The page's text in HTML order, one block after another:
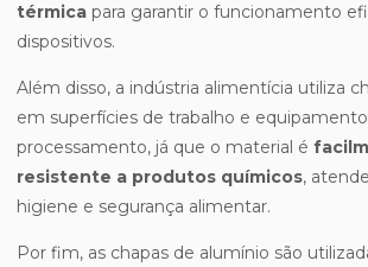
térmica para garantir o funcionamento
dispositivos.
Além disso, a indústria alimentícia utiliza
em superfícies de trabalho e
processamento, já que o material é
resistente a produtos químicos,
higiene e segurança alimentar.
Por fim, as chapas de alumínio são